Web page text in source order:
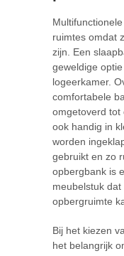
ruimtes omdat
zijn. Een
geweldige
logeerkamer.
comfortabele
omgetoverd tot
ook handig in
worden
gebruikt en zo
opbergbank is
meubelstuk
opbergruimte
Bij het kiezen
het belangrijk